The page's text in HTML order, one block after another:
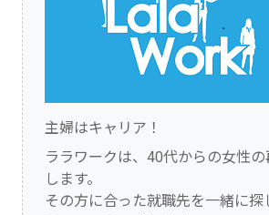
主婦はキャリア！
ララワークは、40代からの女性
します。
その方に合った就職先を一緒に探